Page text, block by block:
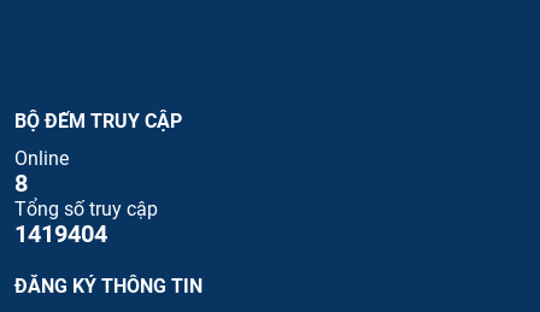
BỘ ĐẾM TRUY CẬP
Online
8
Tổng số truy cập
1419404
ĐĂNG KÝ THÔNG TIN